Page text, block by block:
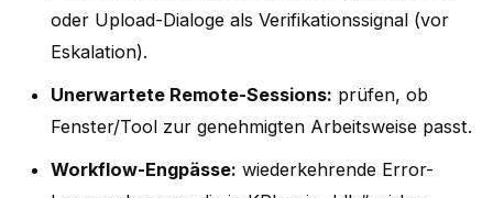
oder Upload-Dialoge als Verifikationssignal (vor
Eskalation).
Unerwartete Remote-Sessions: prüfen, ob
Fenster/Tool zur genehmigten Arbeitsweise passt.
Workflow-Engpässe: wiederkehrende Error-